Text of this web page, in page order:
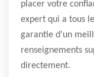
placer votre
expert qui a tous
garantie d'un
renseignements
directement.